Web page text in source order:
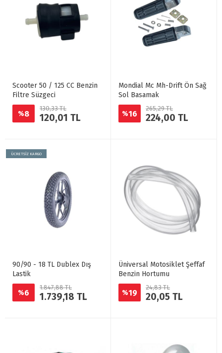
Scooter 50 / 125 CC Benzin
Filtre Süzgeci
%8
130,33 TL
120,01 TL
Mondial Mc Mh-Drift Ön Sağ
Sol Basamak
%16
265,29 TL
224,00 TL
ÜCRETSİZ KARGO
90/90 - 18 TL Dublex Dış
Lastik
%6
1.847,88 TL
1.739,18 TL
Üniversal Motosiklet Şeffaf
Benzin Hortumu
%19
24,83 TL
20,05 TL